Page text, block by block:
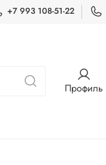
+7 993 108-51-22
Профиль